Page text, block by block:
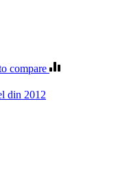
compare
din 2012